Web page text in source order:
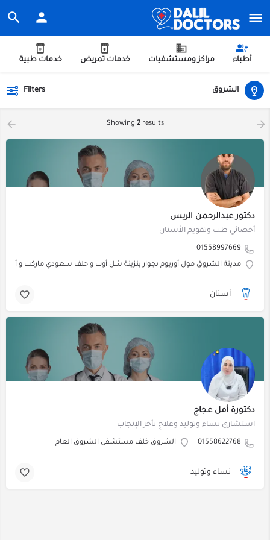
أطباء مراكز ومستشفيات خدمات تمريض خدمات طبية
الشروق Filters
Showing 2results
دكتور عبدالرحمن الريس
أخصائي طب وتقويم الأسنان
01558997669
مدينة الشروق مول أوريوم بجوار بنزينة شل أوت و خلف سعودي ماركت و أعلى
أسنان
دكتورة أمل عجاج
استشارى نساء وتوليد وعلاج تأخر الإنجاب
01558622768 الشروق خلف مستشفى الشروق العام
نساء وتوليد